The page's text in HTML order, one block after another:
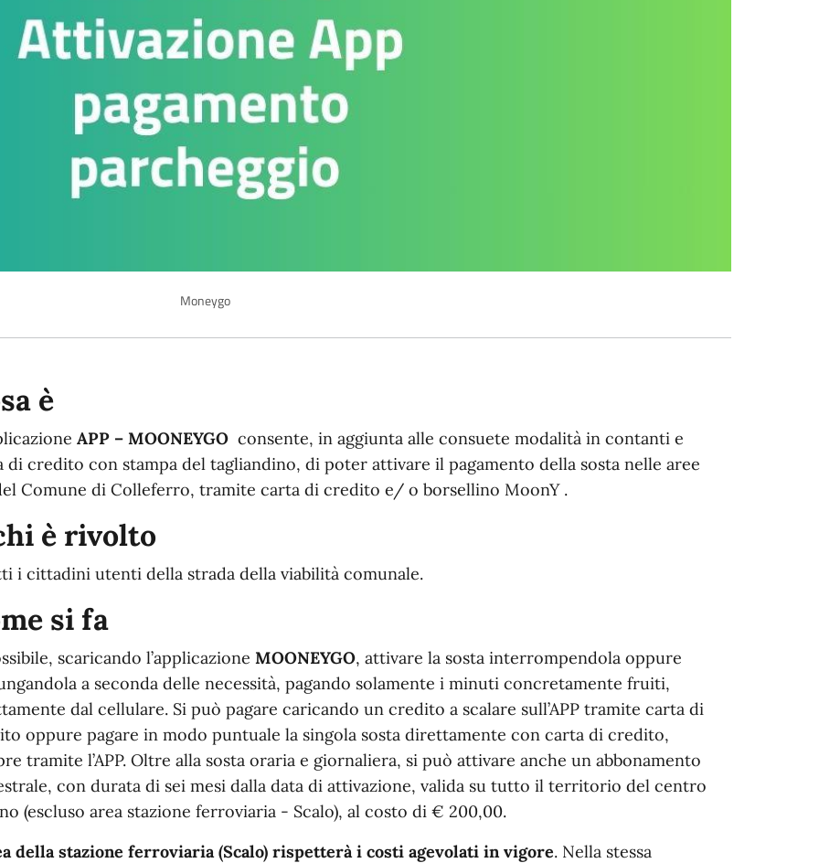
Moneygo
è
APP – MOONEYGO consente, in aggiunta alle consuete modalità in contanti e
di credito con stampa del tagliandino, di poter attivare il pagamento della sosta nelle aree
Comune di Colleferro, tramite carta di credito e/ o borsellino MoonY .
è rivolto
i cittadini utenti della strada della viabilità comunale.
si fa
scaricando l’applicazione MOONEYGO, attivare la sosta interrompendola oppure
a seconda delle necessità, pagando solamente i minuti concretamente fruiti,
dal cellulare. Si può pagare caricando un credito a scalare sull’APP tramite carta di
oppure pagare in modo puntuale la singola sosta direttamente con carta di credito,
tramite l’APP. Oltre alla sosta oraria e giornaliera, si può attivare anche un abbonamento
con durata di sei mesi dalla data di attivazione, valida su tutto il territorio del centro
(escluso area stazione ferroviaria - Scalo), al costo di € 200,00.
della stazione ferroviaria (Scalo) rispetterà i costi agevolati in vigore. Nella stessa